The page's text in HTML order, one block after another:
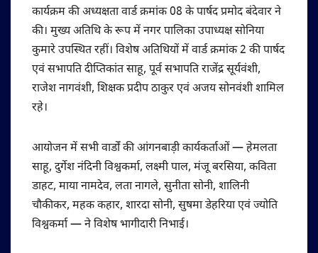
कार्यक्रम की अध्यक्षता वार्ड क्रमांक 08 के पार्षद प्रमोद बंदेवार ने
की। मुख्य अतिथि के रूप में नगर पालिका उपाध्यक्ष सोनिया
कुमारे उपस्थित रहीं। विशेष अतिथियों में वार्ड क्रमांक 2 की पार्षद
एवं सभापति दीप्तिकांत साहू, पूर्व सभापति राजेंद्र सूर्यवंशी,
राजेश नागवंशी, शिक्षक प्रदीप ठाकुर एवं अजय सोनवंशी शामिल
रहे।
आयोजन में सभी वार्डों की आंगनबाड़ी कार्यकर्ताओं — हेमलता
साहू, दुर्गेश नंदिनी विश्वकर्मा, लक्ष्मी पाल, मंजू बरसिया, कविता
डाहट, माया नामदेव, लता नागले, सुनीता सोनी, शालिनी
चौकीकर, महक कहार, शारदा सोनी, सुषमा डेहरिया एवं ज्योति
विश्वकर्मा — ने विशेष भागीदारी निभाई।